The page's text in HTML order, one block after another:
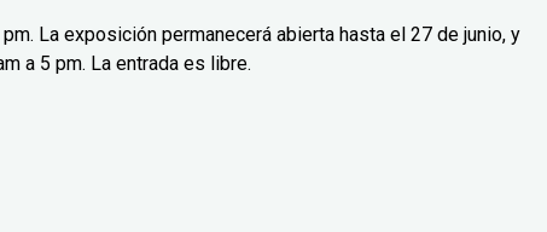
La exposición permanecerá abierta hasta el 27 de junio, y
a 5 pm. La entrada es libre.